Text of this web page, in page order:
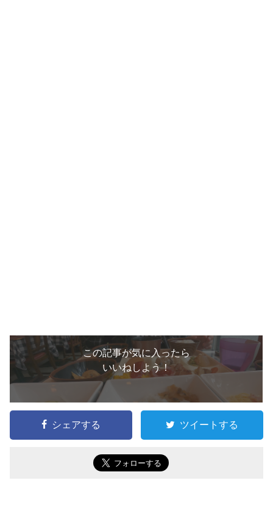
この記事が気に入ったら
いいねしよう！
シェアする ツイートする